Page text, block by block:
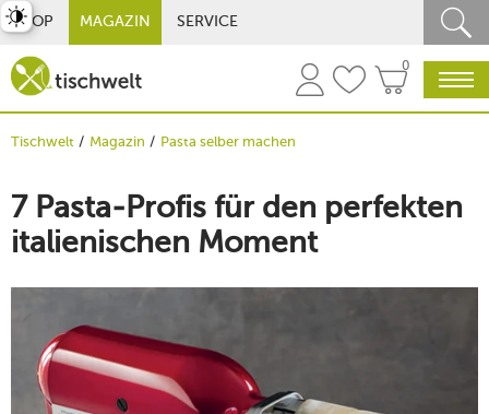
SHOP MAGAZIN SERVICE
0
Tischwelt Magazin Pasta selber machen
7 Pasta-Profis für den perfekten
italienischen Moment
umschalten